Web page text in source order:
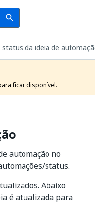
search
da ideia de
ficar disponível.
automação no
status.
Abaixo
é atualizada para